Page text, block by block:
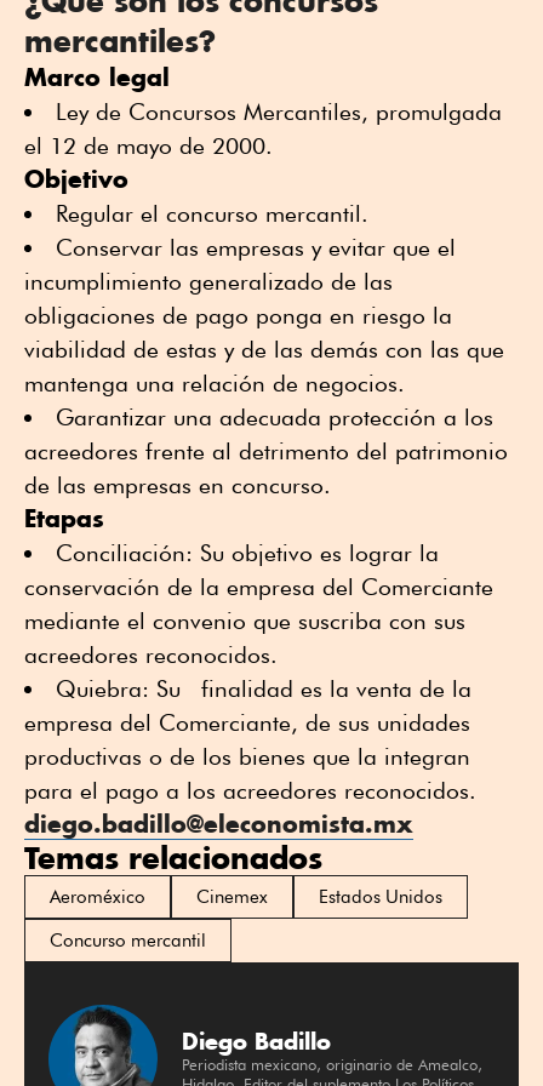
mercantiles?
Marco legal
Ley de Concursos Mercantiles, promulgada
el 12 de mayo de 2000.
Objetivo
Regular el concurso mercantil.
Conservar las empresas y evitar que el
incumplimiento generalizado de las
obligaciones de pago ponga en riesgo la
viabilidad de estas y de las demás con las que
mantenga una relación de negocios.
Garantizar una adecuada protección a los
acreedores frente al detrimento del patrimonio
de las empresas en concurso.
Etapas
Conciliación: Su objetivo es lograr la
conservación de la empresa del Comerciante
mediante el convenio que suscriba con sus
acreedores reconocidos.
Quiebra: Su finalidad es la venta de la
empresa del Comerciante, de sus unidades
productivas o de los bienes que la integran
para el pago a los acreedores reconocidos.
diego.badillo@eleconomista.mx
Temas relacionados
Aeroméxico Cinemex
Estados Unidos
Concurso mercantil
Diego Badillo
Periodista mexicano, originario de Amealco,